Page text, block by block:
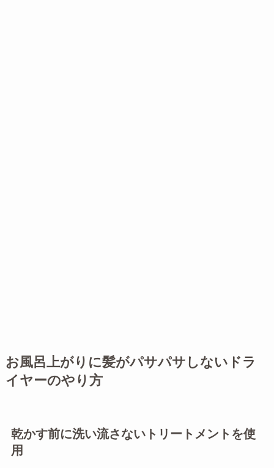
お風呂上がりに髪がパサパサしないドラ
イヤーのやり方
乾かす前に洗い流さないトリートメントを使
用